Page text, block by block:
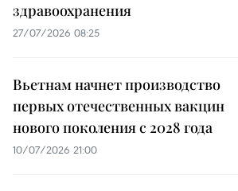
здравоохранения
27/07/2026 08:25
Вьетнам начнет производство
первых отечественных вакцин
нового поколения с 2028 года
10/07/2026 21:00